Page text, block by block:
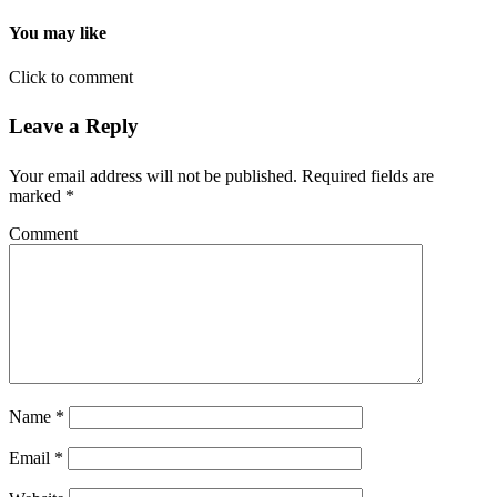
You may like
Click to comment
Leave a Reply
Your email address will not be published. Required fields are
marked *
Comment
Name *
Email *